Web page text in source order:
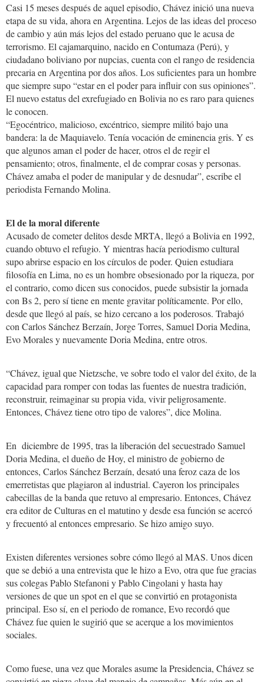
Casi 15 meses después de aquel episodio, Chávez inició una nueva
etapa de su vida, ahora en Argentina. Lejos de las ideas del proceso
de cambio y aún más lejos del estado peruano que le acusa de
terrorismo. El cajamarquino, nacido en Contumaza (Perú), y
ciudadano boliviano por nupcias, cuenta con el rango de residencia
precaria en Argentina por dos años. Los suficientes para un hombre
que siempre supo “estar en el poder para influir con sus opiniones”.
El nuevo estatus del exrefugiado en Bolivia no es raro para quienes
le conocen.
“Egocéntrico, malicioso, excéntrico, siempre militó bajo una
bandera: la de Maquiavelo. Tenía vocación de eminencia gris. Y es
que algunos aman el poder de hacer, otros el de regir el
pensamiento; otros, finalmente, el de comprar cosas y personas.
Chávez amaba el poder de manipular y de desnudar”, escribe el
periodista Fernando Molina.
El de la moral diferente
Acusado de cometer delitos desde MRTA, llegó a Bolivia en 1992,
cuando obtuvo el refugio. Y mientras hacía periodismo cultural
supo abrirse espacio en los círculos de poder. Quien estudiara
filosofía en Lima, no es un hombre obsesionado por la riqueza, por
el contrario, como dicen sus conocidos, puede subsistir la jornada
con Bs 2, pero sí tiene en mente gravitar políticamente. Por ello,
desde que llegó al país, se hizo cercano a los poderosos. Trabajó
con Carlos Sánchez Berzaín, Jorge Torres, Samuel Doria Medina,
Evo Morales y nuevamente Doria Medina, entre otros.
“Chávez, igual que Nietzsche, ve sobre todo el valor del éxito, de la
capacidad para romper con todas las fuentes de nuestra tradición,
reconstruir, reimaginar su propia vida, vivir peligrosamente.
Entonces, Chávez tiene otro tipo de valores”, dice Molina.
En diciembre de 1995, tras la liberación del secuestrado Samuel
Doria Medina, el dueño de Hoy, el ministro de gobierno de
entonces, Carlos Sánchez Berzaín, desató una feroz caza de los
emerretistas que plagiaron al industrial. Cayeron los principales
cabecillas de la banda que retuvo al empresario. Entonces, Chávez
era editor de Culturas en el matutino y desde esa función se acercó
y frecuentó al entonces empresario. Se hizo amigo suyo.
Existen diferentes versiones sobre cómo llegó al MAS. Unos dicen
que se debió a una entrevista que le hizo a Evo, otra que fue gracias
sus colegas Pablo Stefanoni y Pablo Cingolani y hasta hay
versiones de que un spot en el que se convirtió en protagonista
principal. Eso sí, en el periodo de romance, Evo recordó que
Chávez fue quien le sugirió que se acerque a los movimientos
sociales.
Como fuese, una vez que Morales asume la Presidencia, Chávez se